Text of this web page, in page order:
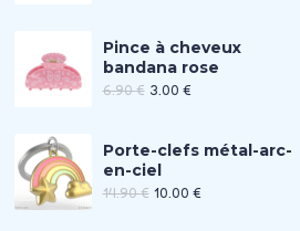
Pince à cheveux
bandana rose
6.90€ 3.00 €
Porte-clefs métal-arc-
en-ciel
14.90€ 10.00 €